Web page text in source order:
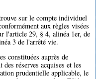
sur le compte individuel
aux règles visées
l'article 29, § 4, alinéa 1er, de
3 de l'arrêté vie.
constituées auprès de
réserves acquises et les
prudentielle applicable, le